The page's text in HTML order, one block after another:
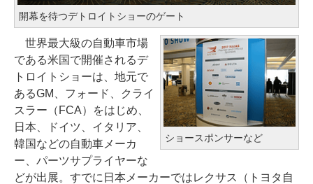
開幕を待つデトロイトショーのゲート
ショースポンサーなど
世界最大級の自動車市場
である米国で開催されるデ
トロイトショーは、地元で
あるGM、フォード、クライ
スラー（FCA）をはじめ、
日本、ドイツ、イタリア、
韓国などの自動車メーカ
ー、パーツサプライヤーな
どが出展。すでに日本メーカーではレクサス（トヨタ自